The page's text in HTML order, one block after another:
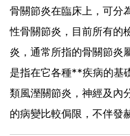
骨關節炎在臨床上，可分
性骨關節炎，目前所有的
炎，通常所指的骨關節炎
是指在它各種**疾病的基
類風溼關節炎，神經及內
的病變比較侷限，不伴發